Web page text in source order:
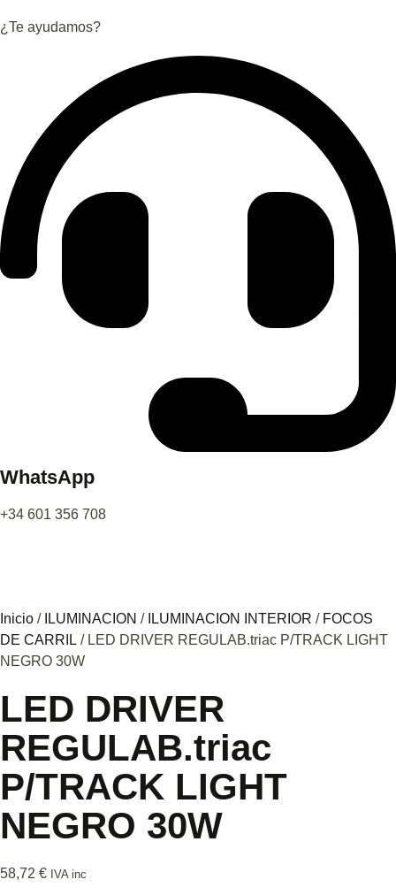
¿Te ayudamos?
WhatsApp
+34 601 356 708
Inicio / ILUMINACION / ILUMINACION INTERIOR / FOCOS
DE CARRIL / LED DRIVER REGULAB.triac P/TRACK LIGHT
NEGRO 30W
LED DRIVER
REGULAB.triac
P/TRACK LIGHT
NEGRO 30W
58,72 € IVA inc